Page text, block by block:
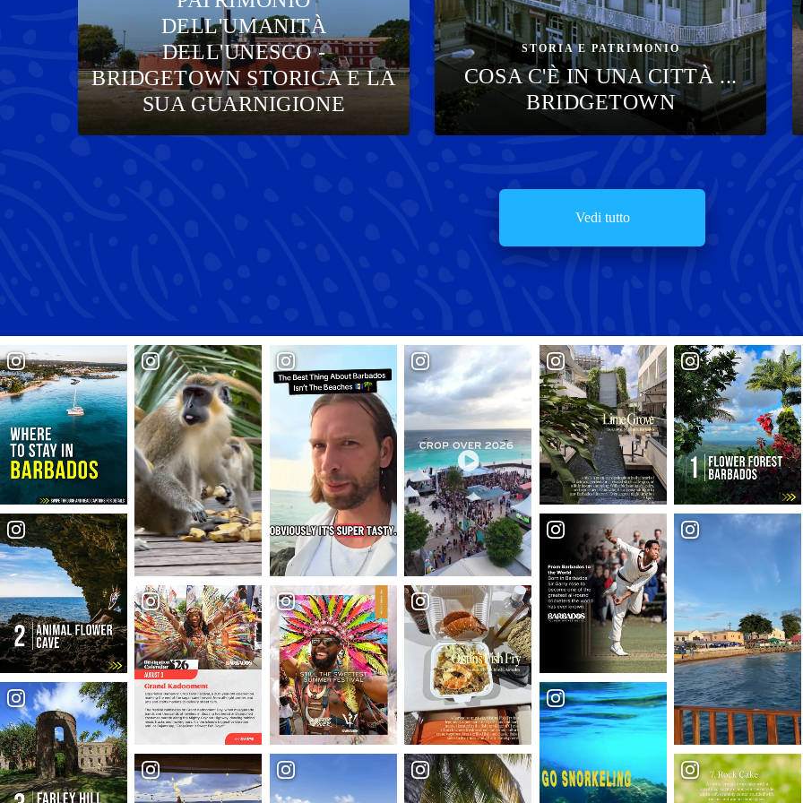
DELL'UMANITÀ
DELL'UNESCO -
BRIDGETOWN STORICA E LA
SUA GUARNIGIONE
STORIA E PATRIMONIO
COSA C'È IN UNA CITTÀ ...
BRIDGETOWN
Vedi tutto